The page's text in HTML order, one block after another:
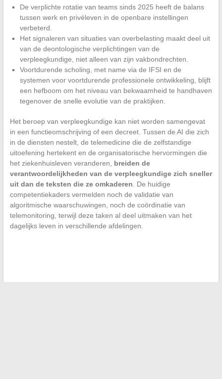
De verplichte rotatie van teams sinds 2025 heeft de balans
tussen werk en privéleven in de openbare instellingen
verbeterd.
Het signaleren van situaties van overbelasting maakt deel uit
van de deontologische verplichtingen van de
verpleegkundige, niet alleen van zijn vakbondrechten.
Voortdurende scholing, met name via de IFSI en de
systemen voor voortdurende professionele ontwikkeling, blijft
een hefboom om het niveau van bekwaamheid te handhaven
tegenover de snelle evolutie van de praktijken.
Het beroep van verpleegkundige kan niet worden samengevat
in een functieomschrijving of een decreet. Tussen de AI die zich
in de diensten nestelt, de telemedicine die de zelfstandige
uitoefening hertekent en de organisatorische hervormingen die
het ziekenhuisleven veranderen, breiden de
verantwoordelijkheden van de verpleegkundige zich sneller
uit dan de teksten die ze omkaderen. De huidige
competentiekaders vermelden noch de validatie van
algoritmische waarschuwingen, noch de coördinatie van
telemonitoring, terwijl deze taken al deel uitmaken van het
dagelijks leven in verschillende afdelingen.